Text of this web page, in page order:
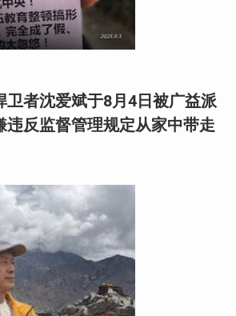
卫者沈爱斌于8月4日被广益派
违反监督管理规定从家中带走